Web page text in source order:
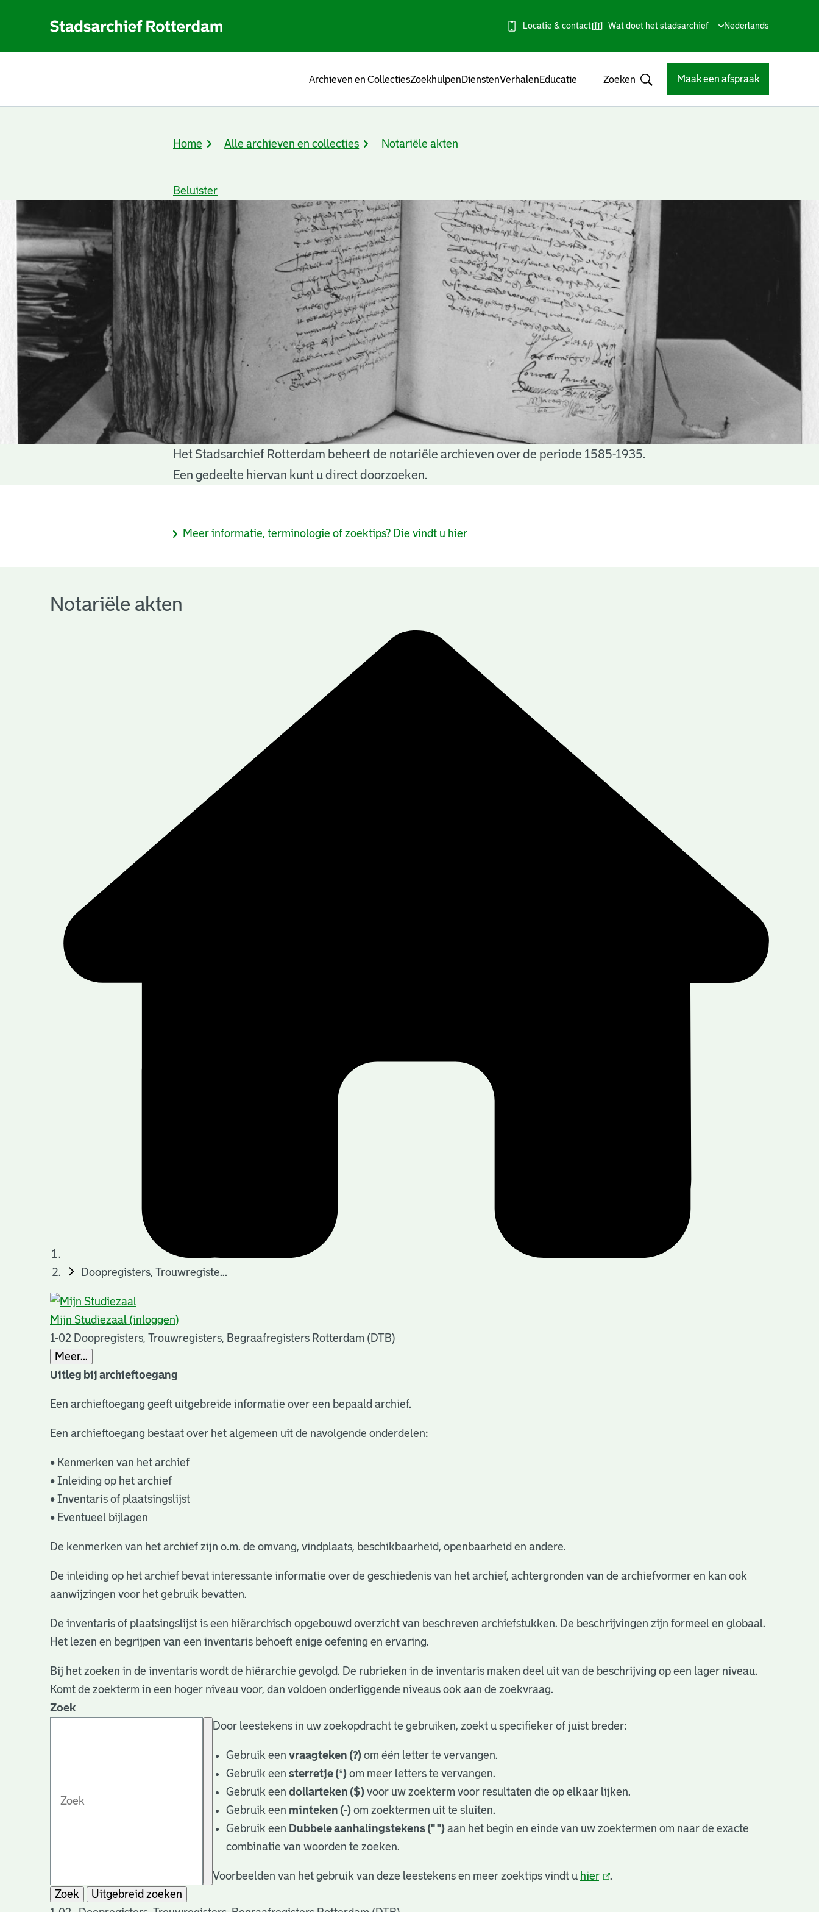
Locatie & contact Wat doet het stadsarchief
Huidige
Nederlands
Archieven en CollectiesZoekhulpenDienstenVerhalenEducatie Zoeken Maak een afspraak
Kruimelpad
Home Alle archieven en collecties Notariële akten
Beluister
Het Stadsarchief Rotterdam beheert de notariële archieven over de periode 1585-1935.
Een gedeelte hiervan kunt u direct doorzoeken.
Informatiepagina's
archieven
Meer informatie, terminologie of zoektips? Die vindt u hier
Notariële akten
Doopregisters, Trouwregiste...
Mijn Studiezaal (inloggen)
1-02 Doopregisters, Trouwregisters, Begraafregisters Rotterdam (DTB)
Meer...
Uitleg bij archieftoegang
Een archieftoegang geeft uitgebreide informatie over een bepaald archief.
Een archieftoegang bestaat over het algemeen uit de navolgende onderdelen:
• Kenmerken van het archief
• Inleiding op het archief
• Inventaris of plaatsingslijst
• Eventueel bijlagen
De kenmerken van het archief zijn o.m. de omvang, vindplaats, beschikbaarheid, openbaarheid en andere.
De inleiding op het archief bevat interessante informatie over de geschiedenis van het archief, achtergronden van de archiefvormer en kan ook
aanwijzingen voor het gebruik bevatten.
De inventaris of plaatsingslijst is een hiërarchisch opgebouwd overzicht van beschreven archiefstukken. De beschrijvingen zijn formeel en globaal.
Het lezen en begrijpen van een inventaris behoeft enige oefening en ervaring.
Bij het zoeken in de inventaris wordt de hiërarchie gevolgd. De rubrieken in de inventaris maken deel uit van de beschrijving op een lager niveau.
Komt de zoekterm in een hoger niveau voor, dan voldoen onderliggende niveaus ook aan de zoekvraag.
Zoek
Door leestekens in uw zoekopdracht te gebruiken, zoekt u specifieker of juist breder:
Gebruik eenvraagteken (?) om één letter te vervangen.
Gebruik eensterretje (*) om meer letters te vervangen.
Gebruik eendollarteken ($) voor uw zoekterm voor resultaten die op elkaar lijken.
Gebruik een minteken (-) om zoektermen uit te sluiten.
Gebruik een Dubbele aanhalingstekens (" ") aan het begin en einde van uw zoektermen om naar de exacte
combinatie van woorden te zoeken.
Voorbeelden van het gebruik van deze leestekens en meer zoektips vindt u hier(link
.
Zoek
Uitgebreid zoeken